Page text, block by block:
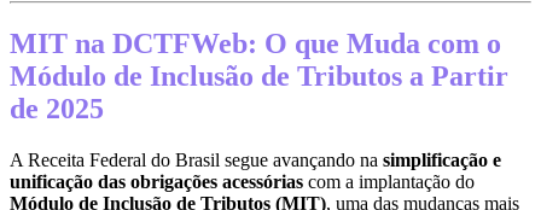
MIT na DCTFWeb: O que Muda com o
Módulo de Inclusão de Tributos a Partir
de 2025
A Receita Federal do Brasil segue avançando na simplificação e
unificação das obrigações acessórias com a implantação do
Módulo de Inclusão de Tributos (MIT), uma das mudanças mais